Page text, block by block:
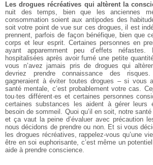
Les drogues récréatives qui altèrent la
nuit des temps, bien que les anciennes
consommation soient aux antipodes des
soit votre point de vue sur ces drogues, il est
prennent, parfois de façon bénéfique, bien que
corps et leur esprit. Certaines personnes en
ayant apparemment peu d’effets néfastes.
hospitalisées après avoir fumé une petite
vous n’avez jamais pris de drogues qui
devriez prendre connaissance des risques.
gagneraient à éviter toutes drogues – si vous
santé mentale, c’est probablement votre cas.
tou·tes différent·es et certaines personnes
certaines substances les aident à gérer leurs
besoin de sommeil. Quoi qu’il en soit, notre
et ça vaut la peine d’évaluer avec précaution
nous décidons de prendre ou non. Et si vous
les drogues récréatives, rappelez-vous qu’une
être en soi euphorisante, c’est même un
aide à prendre conscience.